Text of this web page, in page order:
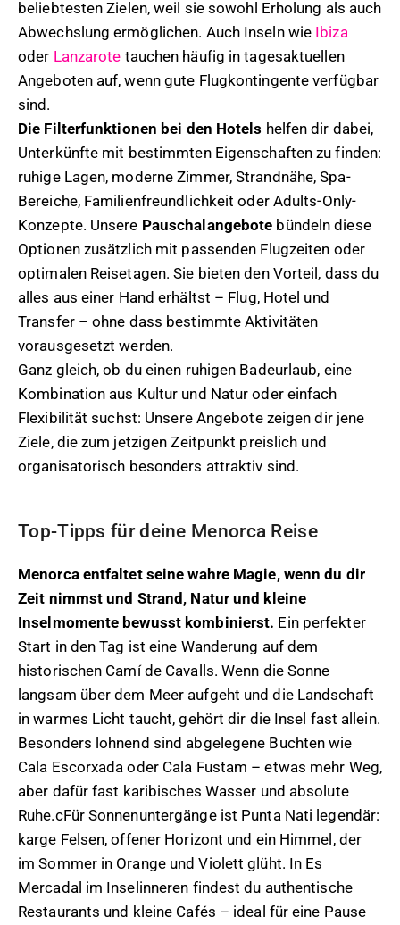
beliebtesten Zielen, weil sie sowohl Erholung als auch
Abwechslung ermöglichen. Auch Inseln wie Ibiza
oder Lanzarote tauchen häufig in tagesaktuellen
Angeboten auf, wenn gute Flugkontingente verfügbar
sind.
Die Filterfunktionen bei den Hotels helfen dir dabei,
Unterkünfte mit bestimmten Eigenschaften zu finden:
ruhige Lagen, moderne Zimmer, Strandnähe, Spa-
Bereiche, Familienfreundlichkeit oder Adults-Only-
Konzepte. Unsere Pauschalangebote bündeln diese
Optionen zusätzlich mit passenden Flugzeiten oder
optimalen Reisetagen. Sie bieten den Vorteil, dass du
alles aus einer Hand erhältst – Flug, Hotel und
Transfer – ohne dass bestimmte Aktivitäten
vorausgesetzt werden.
Ganz gleich, ob du einen ruhigen Badeurlaub, eine
Kombination aus Kultur und Natur oder einfach
Flexibilität suchst: Unsere Angebote zeigen dir jene
Ziele, die zum jetzigen Zeitpunkt preislich und
organisatorisch besonders attraktiv sind.
Top-Tipps für deine Menorca Reise
Menorca entfaltet seine wahre Magie, wenn du dir
Zeit nimmst und Strand, Natur und kleine
Inselmomente bewusst kombinierst. Ein perfekter
Start in den Tag ist eine Wanderung auf dem
historischen Camí de Cavalls. Wenn die Sonne
langsam über dem Meer aufgeht und die Landschaft
in warmes Licht taucht, gehört dir die Insel fast allein.
Besonders lohnend sind abgelegene Buchten wie
Cala Escorxada oder Cala Fustam – etwas mehr Weg,
aber dafür fast karibisches Wasser und absolute
Ruhe.cFür Sonnenuntergänge ist Punta Nati legendär:
karge Felsen, offener Horizont und ein Himmel, der
im Sommer in Orange und Violett glüht. In Es
Mercadal im Inselinneren findest du authentische
Restaurants und kleine Cafés – ideal für eine Pause